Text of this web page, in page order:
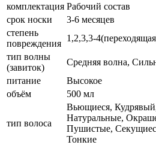
комплектация Рабочий состав
срок носки
3-6 месяцев
степень
повреждения
1,2,3,3-
тип волны
(завиток)
Средняя волна,
питание
Высокое
объём
500 мл
тип волоса
Вьющиеся,
Натуральные,
Пушистые,
Тонкие